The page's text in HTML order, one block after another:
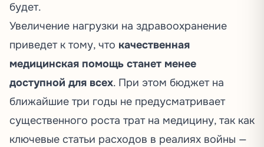
будет.
Увеличение нагрузки на здравоохранение
приведет к тому, что качественная
медицинская помощь станет менее
доступной для всех. При этом бюджет на
ближайшие три годы не предусматривает
существенного роста трат на медицину, так как
ключевые статьи расходов в реалиях войны —